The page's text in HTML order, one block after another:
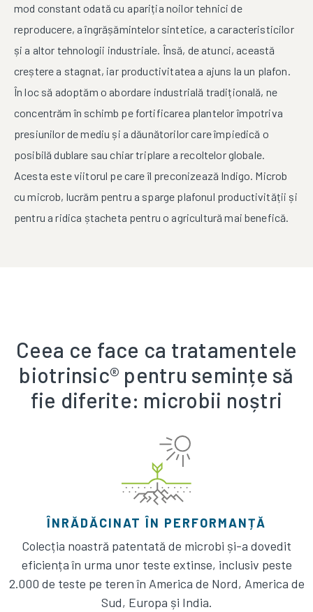
mod constant odată cu apariția noilor tehnici de
reproducere, a îngrășămintelor sintetice, a caracteristicilor
și a altor tehnologii industriale. Însă, de atunci, această
creștere a stagnat, iar productivitatea a ajuns la un plafon.
În loc să adoptăm o abordare industrială tradițională, ne
concentrăm în schimb pe fortificarea plantelor împotriva
presiunilor de mediu și a dăunătorilor care împiedică o
posibilă dublare sau chiar triplare a recoltelor globale.
Acesta este viitorul pe care îl preconizează Indigo. Microb
cu microb, lucrăm pentru a sparge plafonul productivității și
pentru a ridica ștacheta pentru o agricultură mai benefică.
Ceea ce face ca tratamentele
biotrinsic® pentru semințe să
fie diferite: microbii noștri
ÎNRĂDĂCINAT ÎN PERFORMANȚĂ
Colecția noastră patentată de microbi și-a dovedit
eficiența în urma unor teste extinse, inclusiv peste
2.000 de teste pe teren în America de Nord, America de
Sud, Europa și India.